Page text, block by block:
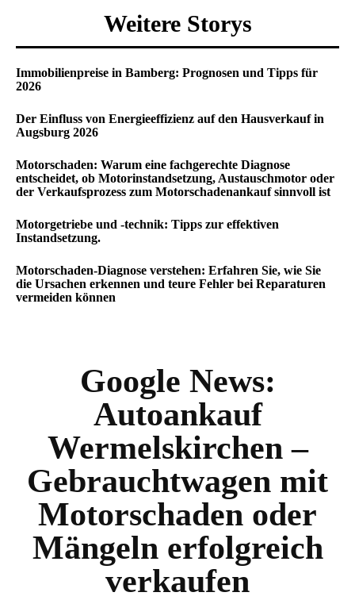
Weitere Storys
Immobilienpreise in Bamberg: Prognosen und Tipps für
2026
Der Einfluss von Energieeffizienz auf den Hausverkauf in
Augsburg 2026
Motorschaden: Warum eine fachgerechte Diagnose
entscheidet, ob Motorinstandsetzung, Austauschmotor oder
der Verkaufsprozess zum Motorschadenankauf sinnvoll ist
Motorgetriebe und -technik: Tipps zur effektiven
Instandsetzung.
Motorschaden-Diagnose verstehen: Erfahren Sie, wie Sie
die Ursachen erkennen und teure Fehler bei Reparaturen
vermeiden können
Google News:
Autoankauf
Wermelskirchen –
Gebrauchtwagen mit
Motorschaden oder
Mängeln erfolgreich
verkaufen